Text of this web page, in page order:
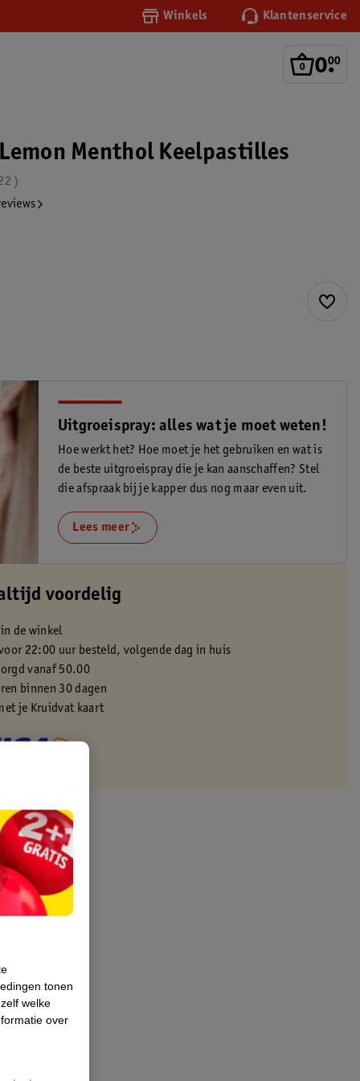
Winkels Klantenservice
0.
00
Menthol Keelpastilles
Uitgroeispray: alles wat je moet weten!
Hoe werkt het? Hoe moet je het gebruiken en wat is
de beste uitgroeispray die je kan aanschaffen? Stel
die afspraak bij je kapper dus nog maar even uit.
Lees meer
voordelig
de winkel
22:00 uur besteld, volgende dag in huis
vanaf 50.00
binnen 30 dagen
je Kruidvat kaart
tonen
welke
over